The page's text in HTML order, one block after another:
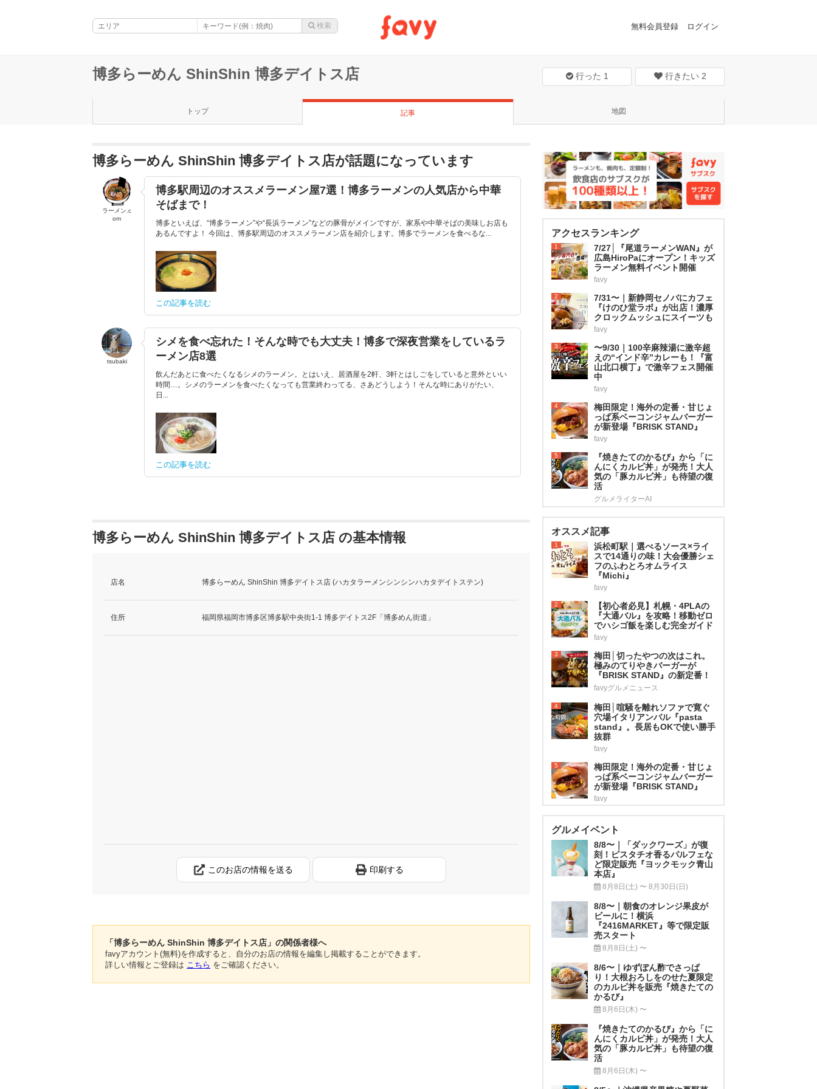
無料会員登録 ログイン
博多らーめん ShinShin 博多デイトス店 行った 1 行きたい 2
トップ 記事 地図
博多らーめん ShinShin 博多デイトス店が話題になっています
ラーメン.c
om
博多駅周辺のオススメラーメン屋7選！博多ラーメンの人気店から中華
そばまで！
博多といえば、“博多ラーメン”や“長浜ラーメン”などの豚骨がメインですが、家系や中華そばの美味しお店も
あるんですよ！ 今回は、博多駅周辺のオススメラーメン店を紹介します。博多でラーメンを食べるな...
この記事を読む
tsubaki
シメを食べ忘れた！そんな時でも大丈夫！博多で深夜営業をしているラ
ーメン店8選
飲んだあとに食べたくなるシメのラーメン。とはいえ、居酒屋を2軒、3軒とはしごをしていると意外といい
時間…。シメのラーメンを食べたくなっても営業終わってる、さあどうしよう！そんな時にありがたい、
日...
この記事を読む
博多らーめん ShinShin 博多デイトス店 の基本情報
店名 博多らーめん ShinShin 博多デイトス店 (ハカタラーメンシンシンハカタデイトステン)
住所 福岡県福岡市博多区博多駅中央街1-1 博多デイトス2F「博多めん街道」
このお店の情報を送る 印刷する
「博多らーめん ShinShin 博多デイトス店」の関係者様へ
favyアカウント(無料)を作成すると、自分のお店の情報を編集し掲載することができます。
詳しい情報とご登録は こちら をご確認ください。
アクセスランキング
1
7/27│『尾道ラーメンWAN』が
広島HiroPaにオープン！キッズ
ラーメン無料イベント開催
favy
2
7/31〜｜新静岡セノバにカフェ
『けのひ堂ラボ』が出店！濃厚
クロックムッシュにスイーツも
favy
3
〜9/30｜100辛麻辣湯に激辛超
えの“インド辛”カレーも！『富
山北口横丁』で激辛フェス開催
中
favy
4
梅田限定！海外の定番・甘じょ
っぱ系ベーコンジャムバーガー
が新登場『BRISK STAND』
favy
5
『焼きたてのかるび』から「に
んにくカルビ丼」が発売！大人
気の「豚カルビ丼」も待望の復
活
グルメライターAI
オススメ記事
1
浜松町駅｜選べるソース×ライ
スで14通りの味！大会優勝シェ
フのふわとろオムライス
『Michi』
favy
2
【初心者必見】札幌・4PLAの
『大通バル』を攻略！移動ゼロ
でハシゴ飯を楽しむ完全ガイド
favy
3
梅田│切ったやつの次はこれ。
極みのてりやきバーガーが
『BRISK STAND』の新定番！
favyグルメニュース
4
梅田│喧騒を離れソファで寛ぐ
穴場イタリアンバル『pasta
stand』。長居もOKで使い勝手
抜群
favy
5
梅田限定！海外の定番・甘じょ
っぱ系ベーコンジャムバーガー
が新登場『BRISK STAND』
favy
グルメイベント
8/8〜｜「ダックワーズ」が復
刻！ピスタチオ香るパルフェな
ど限定販売『ヨックモック青山
本店』
8月8日(土) 〜 8月30日(日)
8/8〜｜朝食のオレンジ果皮が
ビールに！横浜
『2416MARKET』等で限定販
売スタート
8月8日(土) 〜
8/6〜｜ゆずぽん酢でさっぱ
り！大根おろしをのせた夏限定
のカルビ丼を販売『焼きたての
かるび』
8月6日(木) 〜
『焼きたてのかるび』から「に
んにくカルビ丼」が発売！大人
気の「豚カルビ丼」も待望の復
活
8月6日(木) 〜